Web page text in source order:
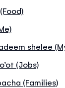
shelee
(Jobs)
(Families)